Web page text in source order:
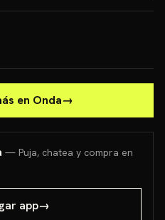
en Onda→
— Puja, chatea y compra en
app→